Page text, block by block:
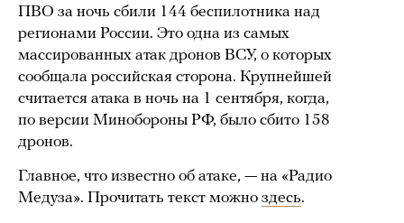
ПВО за ночь сбили 144 беспилотника над
регионами России. Это одна из самых
массированных атак дронов ВСУ, о которых
сообщала российская сторона. Крупнейшей
считается атака в ночь на 1 сентября, когда,
по версии Минобороны РФ, было сбито 158
дронов.
Главное, что известно об атаке, — на «Радио
Медуза». Прочитать текст можно здесь.